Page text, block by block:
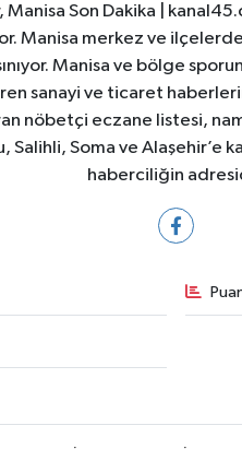
Son Dakika |
Manisa merkez ve
Manisa ve bölge
sanayi ve ticaret
nöbetçi eczane listesi,
Soma ve Alaşehir’e
haberciliğin